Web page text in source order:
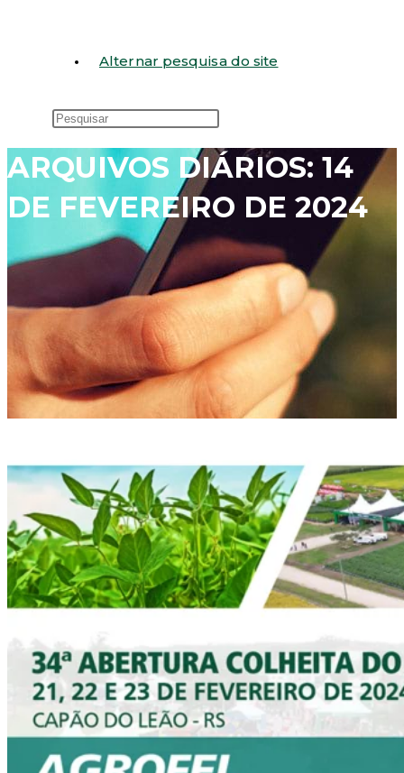
Alternar pesquisa do site
ARQUIVOS DIÁRIOS: 14
DE FEVEREIRO DE 2024